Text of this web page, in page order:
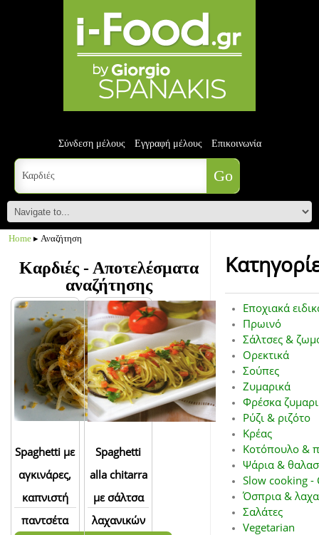
Σύνδεση μέλους Εγγραφή μέλους Επικοινωνία
Home ▸ Αναζήτηση
Καρδιές - Αποτελέσματα
αναζήτησης
Spaghetti με
αγκινάρες,
καπνιστή
παντσέτα
Spaghetti
alla chitarra
με σάλτσα
λαχανικών
Εποχιακά
Πρωινό
Σάλτσες &
Ορεκτικά
Σούπες
Ζυμαρικά
Φρέσκα
Ρύζι & ριζότο
Κρέας
Κοτόπουλο &
Ψάρια &
Slow cooking -
Όσπρια &
Σαλάτες
Vegetarian